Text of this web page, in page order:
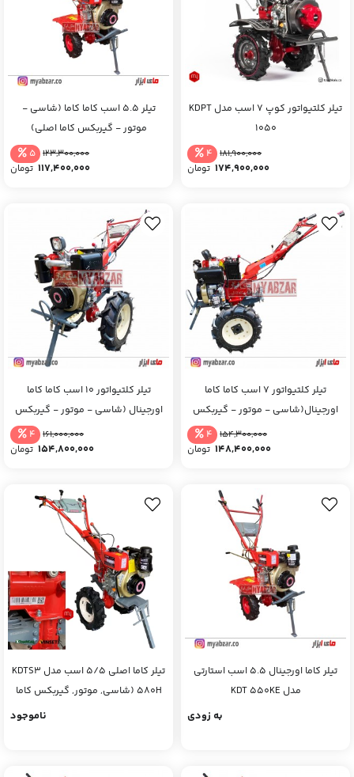
تیلر کلتیواتور کوپ 7 اسب مدل KDPT
1050
181,900,000
4
174,900,000 تومان
تیلر 5.5 اسب کاما کاما (شاسی -
موتور - گیربکس کاما اصلی)
123,300,000
5
117,400,000 تومان
تیلر کلتیواتور 7 اسب کاما کاما
اورجینال(شاسی - موتور - گیربکس
کاما اصلی)
154,300,000
4
148,400,000 تومان
تیلر کلتیواتور 10 اسب کاما کاما
اورجینال (شاسی - موتور - گیربکس
کاما اصلی)161,000,000
4
154,800,000 تومان
تیلر کاما اورجینال 5.5 اسب استارتی
مدل KDT 550KE
به زودی
تیلر کاما اصلی 5/5 اسب مدل KDTS3
580H (شاسی, موتور, گیربکس کاما
ناموجود